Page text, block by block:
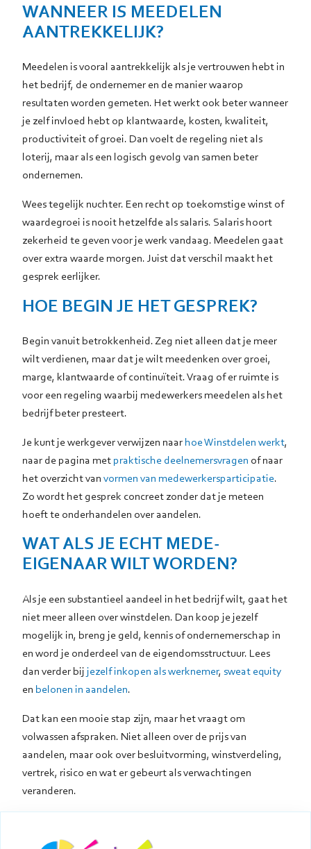
WANNEER IS MEEDELEN
AANTREKKELIJK?
Meedelen is vooral aantrekkelijk als je vertrouwen hebt in
het bedrijf, de ondernemer en de manier waarop
resultaten worden gemeten. Het werkt ook beter wanneer
je zelf invloed hebt op klantwaarde, kosten, kwaliteit,
productiviteit of groei. Dan voelt de regeling niet als
loterij, maar als een logisch gevolg van samen beter
ondernemen.
Wees tegelijk nuchter. Een recht op toekomstige winst of
waardegroei is nooit hetzelfde als salaris. Salaris hoort
zekerheid te geven voor je werk vandaag. Meedelen gaat
over extra waarde morgen. Juist dat verschil maakt het
gesprek eerlijker.
HOE BEGIN JE HET GESPREK?
Begin vanuit betrokkenheid. Zeg niet alleen dat je meer
wilt verdienen, maar dat je wilt meedenken over groei,
marge, klantwaarde of continuïteit. Vraag of er ruimte is
voor een regeling waarbij medewerkers meedelen als het
bedrijf beter presteert.
Je kunt je werkgever verwijzen naar hoe Winstdelen werkt,
naar de pagina met praktische deelnemersvragen of naar
het overzicht van vormen van medewerkersparticipatie.
Zo wordt het gesprek concreet zonder dat je meteen
hoeft te onderhandelen over aandelen.
WAT ALS JE ECHT MEDE-
EIGENAAR WILT WORDEN?
Als je een substantieel aandeel in het bedrijf wilt, gaat het
niet meer alleen over winstdelen. Dan koop je jezelf
mogelijk in, breng je geld, kennis of ondernemerschap in
en word je onderdeel van de eigendomsstructuur. Lees
dan verder bij jezelf inkopen als werknemer, sweat equity
en belonen in aandelen.
Dat kan een mooie stap zijn, maar het vraagt om
volwassen afspraken. Niet alleen over de prijs van
aandelen, maar ook over besluitvorming, winstverdeling,
vertrek, risico en wat er gebeurt als verwachtingen
veranderen.